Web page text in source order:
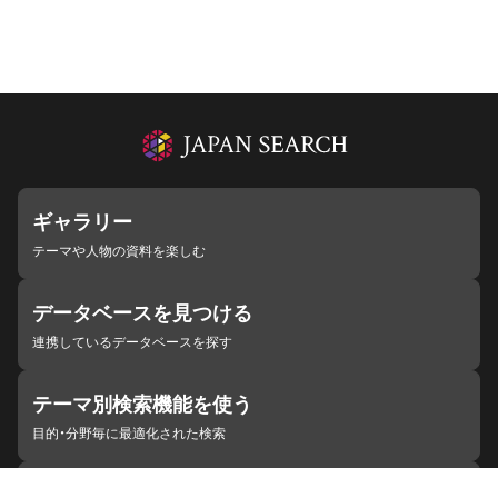
ギャラリー
テーマや人物の資料を楽しむ
データベースを見つける
連携しているデータベースを探す
テーマ別検索機能を使う
目的・分野毎に最適化された検索